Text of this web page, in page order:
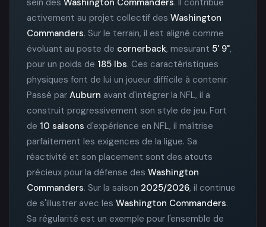
activement au projet collectif des Washington
Commanders. Sur le terrain, il est aligné comme
évoluant au poste de cornerback, mesurant 5' 9",
pour un poids de 185 lbs. Ces caractéristiques
physiques font de lui un joueur difficile à contenir.
Passé par Auburn avant d'intégrer la NFL, il a
construit progressivement son style de jeu. Fort
de 10 saisons d'expérience en NFL, il maîtrise
parfaitement les exigences de la ligue. Sa
réactivité et son placement sont des atouts
précieux pour la défense des Washington
Commanders. Sur la saison 2025/2026, il continue
de s'illustrer avec les Washington Commanders.
Sa régularité est un exemple pour l'ensemble de